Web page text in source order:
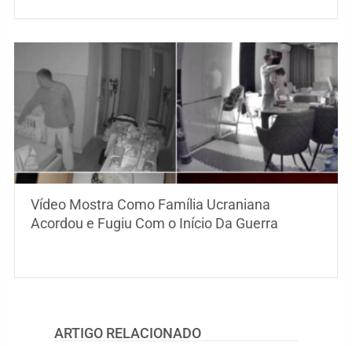
Vídeo Mostra Como Família Ucraniana
Acordou e Fugiu Com o Início Da Guerra
ARTIGO RELACIONADO